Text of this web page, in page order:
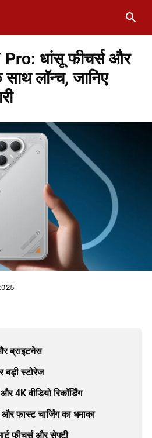
धांसू फीचर्स और
लॉन्च, जानिए
ब्राइटनेस
बड़ी स्टोरेज
4K वीडियो रिकॉर्डिंग
फास्ट चार्जिंग का धमाका
फीचर्स और सेफ्टी